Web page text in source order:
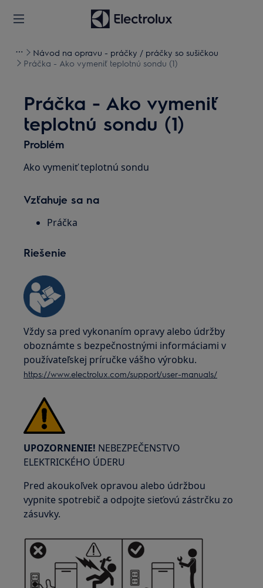
Návod na opravu - práčky / práčky so sušičkou
Práčka - Ako vymeniť teplotnú sondu (1)
Práčka - Ako vymeniť
teplotnú sondu (1)
Problém
Ako vymeniť teplotnú sondu
Vzťahuje sa na
Práčka
Riešenie
Vždy sa pred vykonaním opravy alebo údržby
oboznámte s bezpečnostnými informáciami v
používateľskej príručke vášho výrobku.
https://www.electrolux.com/support/user-manuals/
UPOZORNENIE! NEBEZPEČENSTVO
ELEKTRICKÉHO ÚDERU
Pred akoukoľvek opravou alebo údržbou
vypnite spotrebič a odpojte sieťovú zástrčku zo
zásuvky.